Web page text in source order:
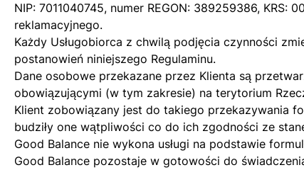
NIP: 7011040745, numer REGON: 389259386,
reklamacyjnego.
Każdy Usługobiorca z chwilą podjęcia czynności
postanowień niniejszego Regulaminu.
Dane osobowe przekazane przez Klienta są
obowiązującymi (w tym zakresie) na terytorium
Klient zobowiązany jest do takiego przekazywania
budziły one wątpliwości co do ich zgodności ze
Good Balance nie wykona usługi na podstawie
Good Balance pozostaje w gotowości do